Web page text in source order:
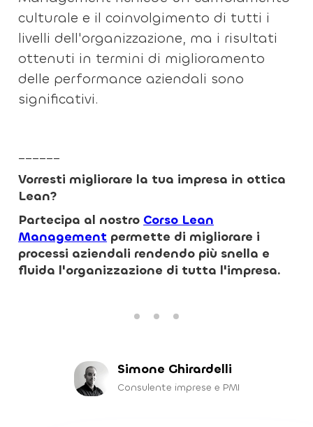
culturale e il coinvolgimento di tutti i
livelli dell'organizzazione, ma i risultati
ottenuti in termini di miglioramento
delle performance aziendali sono
significativi.
______
Vorresti migliorare la tua impresa in ottica
Lean?
Partecipa al nostro Corso Lean
Management permette di migliorare i
processi aziendali rendendo più snella e
fluida l'organizzazione di tutta l'impresa.
Simone Ghirardelli
Consulente imprese e PMI